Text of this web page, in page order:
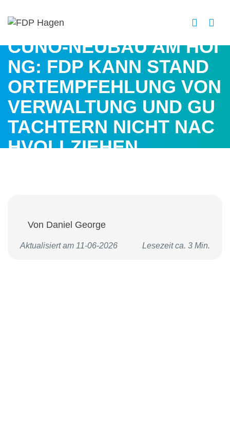
CUNO-NEUBAU AM HÖI
NG: FDP KANN STAND
ORTEMPFEHLUNG VON
VERWALTUNG UND GU
TACHTERN NICHT NAC
HVOLLZIEHEN
Von Daniel George
Aktualisiert am 11-06-2026 Lesezeit ca. 3 Min.